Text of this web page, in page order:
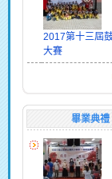
2017第十三屆
大賽
畢業典禮